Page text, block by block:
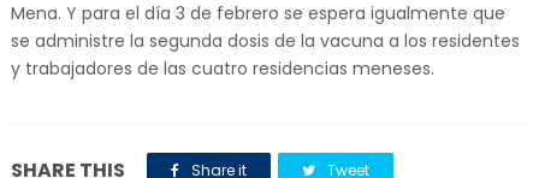
Mena. Y para el día 3 de febrero se espera igualmente que
se administre la segunda dosis de la vacuna a los residentes
y trabajadores de las cuatro residencias meneses.
SHARE THIS Share it Tweet